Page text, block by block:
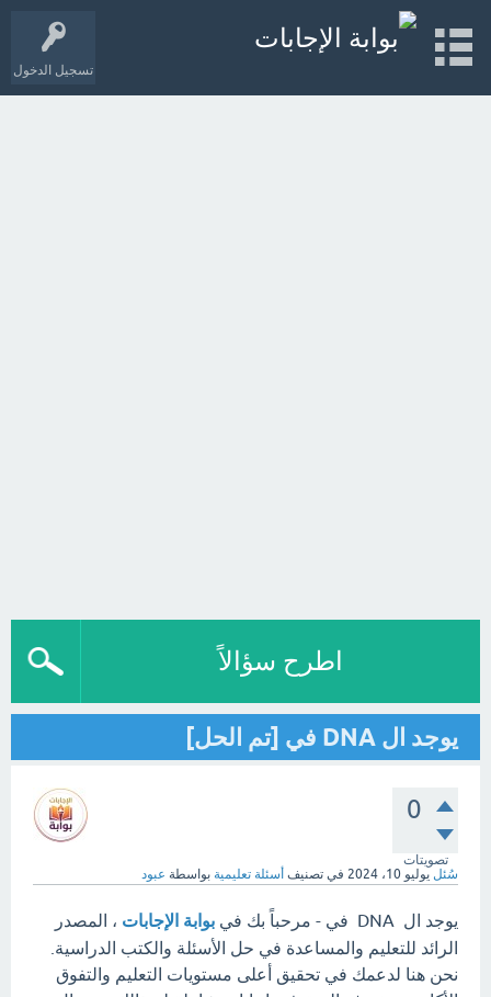
تسجيل الدخول
اطرح سؤالاً
يوجد ال DNA في [تم الحل]
0
تصويتات
سُئل يوليو 10، 2024 في تصنيف أسئلة تعليمية بواسطة عبود
يوجد ال DNA في - مرحباً بك في بوابة الإجابات ، المصدر
الرائد للتعليم والمساعدة في حل الأسئلة والكتب الدراسية.
نحن هنا لدعمك في تحقيق أعلى مستويات التعليم والتفوق